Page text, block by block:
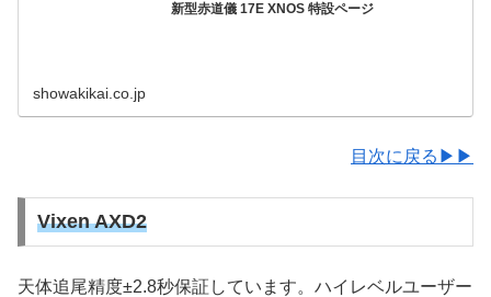
新型赤道儀 17E XNOS 特設ページ
showakikai.co.jp
目次に戻る▶▶
Vixen AXD2
天体追尾精度±2.8秒保証しています。ハイレベルユーザー